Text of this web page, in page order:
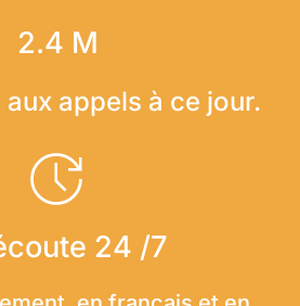
2.4 M
appels à ce jour.
24 /7